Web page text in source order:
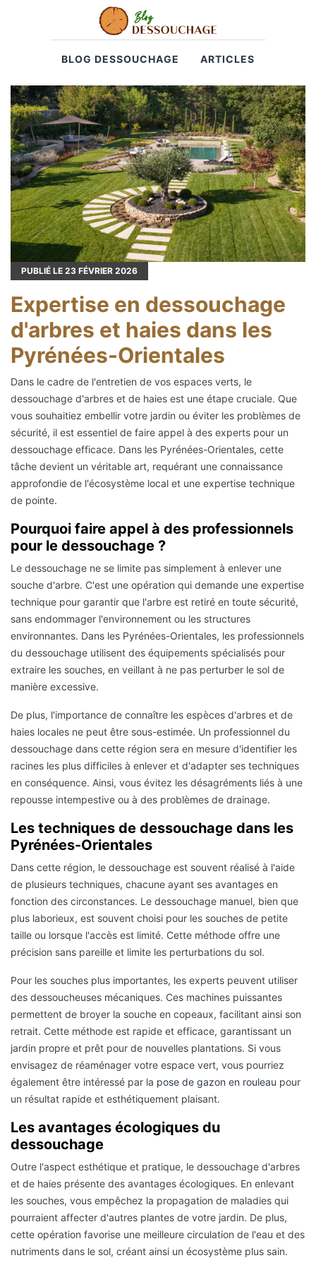
BLOG DESSOUCHAGE ARTICLES
PUBLIÉ LE 23 FÉVRIER 2026
Expertise en dessouchage
d'arbres et haies dans les
Pyrénées-Orientales
Dans le cadre de l'entretien de vos espaces verts, le
dessouchage d'arbres et de haies est une étape cruciale. Que
vous souhaitiez embellir votre jardin ou éviter les problèmes de
sécurité, il est essentiel de faire appel à des experts pour un
dessouchage efficace. Dans les Pyrénées-Orientales, cette
tâche devient un véritable art, requérant une connaissance
approfondie de l'écosystème local et une expertise technique
de pointe.
Pourquoi faire appel à des professionnels
pour le dessouchage ?
Le dessouchage ne se limite pas simplement à enlever une
souche d'arbre. C'est une opération qui demande une expertise
technique pour garantir que l'arbre est retiré en toute sécurité,
sans endommager l'environnement ou les structures
environnantes. Dans les Pyrénées-Orientales, les professionnels
du dessouchage utilisent des équipements spécialisés pour
extraire les souches, en veillant à ne pas perturber le sol de
manière excessive.
De plus, l'importance de connaître les espèces d'arbres et de
haies locales ne peut être sous-estimée. Un professionnel du
dessouchage dans cette région sera en mesure d'identifier les
racines les plus difficiles à enlever et d'adapter ses techniques
en conséquence. Ainsi, vous évitez les désagréments liés à une
repousse intempestive ou à des problèmes de drainage.
Les techniques de dessouchage dans les
Pyrénées-Orientales
Dans cette région, le dessouchage est souvent réalisé à l'aide
de plusieurs techniques, chacune ayant ses avantages en
fonction des circonstances. Le dessouchage manuel, bien que
plus laborieux, est souvent choisi pour les souches de petite
taille ou lorsque l'accès est limité. Cette méthode offre une
précision sans pareille et limite les perturbations du sol.
Pour les souches plus importantes, les experts peuvent utiliser
des dessoucheuses mécaniques. Ces machines puissantes
permettent de broyer la souche en copeaux, facilitant ainsi son
retrait. Cette méthode est rapide et efficace, garantissant un
jardin propre et prêt pour de nouvelles plantations. Si vous
envisagez de réaménager votre espace vert, vous pourriez
également être intéressé par la pose de gazon en rouleau pour
un résultat rapide et esthétiquement plaisant.
Les avantages écologiques du
dessouchage
Outre l'aspect esthétique et pratique, le dessouchage d'arbres
et de haies présente des avantages écologiques. En enlevant
les souches, vous empêchez la propagation de maladies qui
pourraient affecter d'autres plantes de votre jardin. De plus,
cette opération favorise une meilleure circulation de l'eau et des
nutriments dans le sol, créant ainsi un écosystème plus sain.